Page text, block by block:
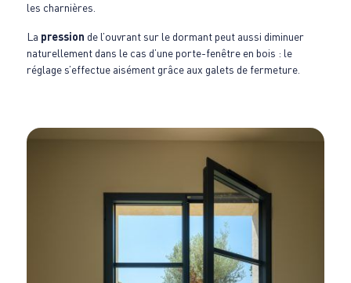
les charnières.
La pression de l’ouvrant sur le dormant peut aussi diminuer
naturellement dans le cas d’une porte-fenêtre en bois : le
réglage s’effectue aisément grâce aux galets de fermeture.